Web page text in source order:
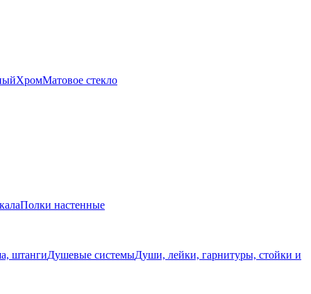
ХромМатовое стекло
Полки настенные
штангиДушевые системыДуши, лейки, гарнитуры, стойки и